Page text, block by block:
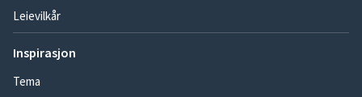
Leievilkår
Inspirasjon
Tema